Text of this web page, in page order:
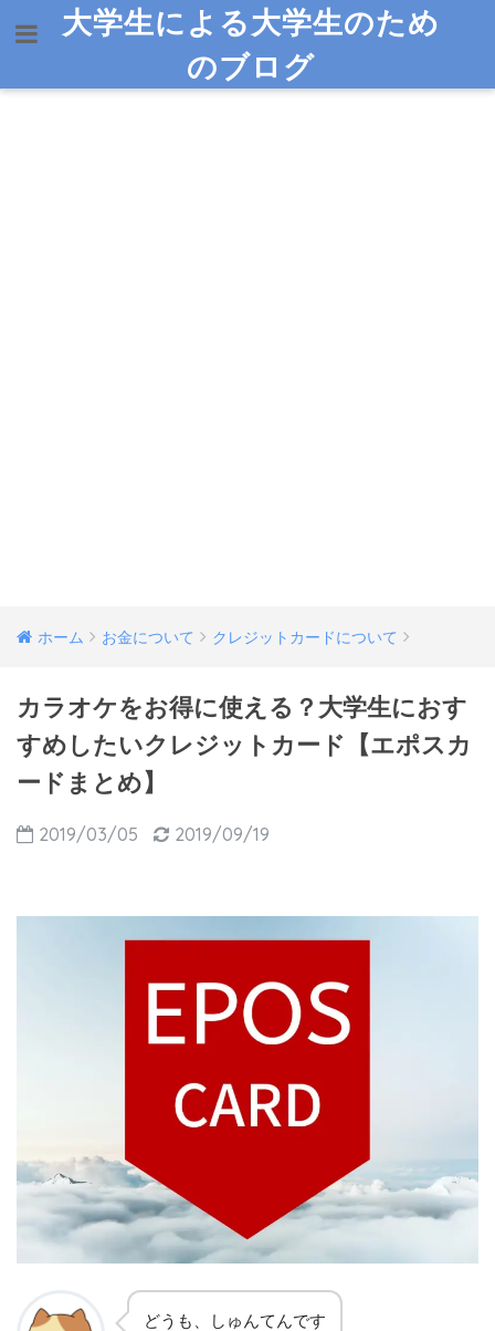
大学生による大学生のため
のブログ
ホーム お金について クレジットカードについて
カラオケをお得に使える？大学生におす
すめしたいクレジットカード【エポスカ
ードまとめ】
2019/03/05 2019/09/19
どうも、しゅんてんです